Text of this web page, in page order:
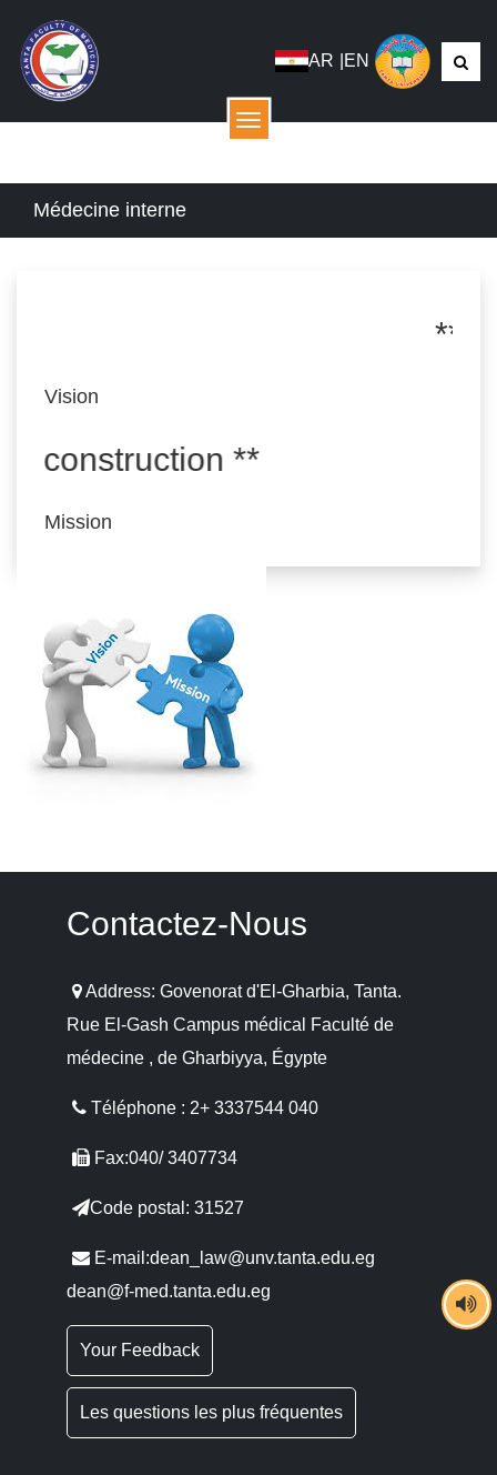
AR EN
menu
Médecine interne
Vision
**
Mission
Contactez-Nous
Address: Govenorat d'El-Gharbia, Tanta.
Rue El-Gash Campus médical Faculté de
médecine , de Gharbiyya, Égypte
Téléphone : 2+ 3337544 040
Fax:040/ 3407734
Code postal: 31527
E-mail:dean_law@unv.tanta.edu.eg
dean@f-med.tanta.edu.eg
Your Feedback
Les questions les plus fréquentes